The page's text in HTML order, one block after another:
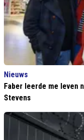
Nieuws
Faber leerde me leven
Stevens